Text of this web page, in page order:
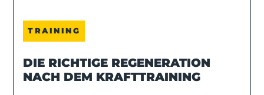
TRAINING
DIE RICHTIGE REGENERATION
NACH DEM KRAFTTRAINING